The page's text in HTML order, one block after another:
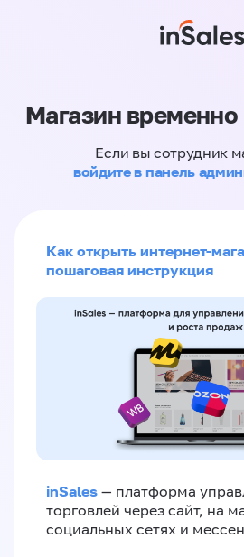
Магазин временно
Если вы сотрудник
войдите в панель
Как открыть интернет-
пошаговая инструкция
inSales — платформа
торговлей через сайт, на
социальных сетях и